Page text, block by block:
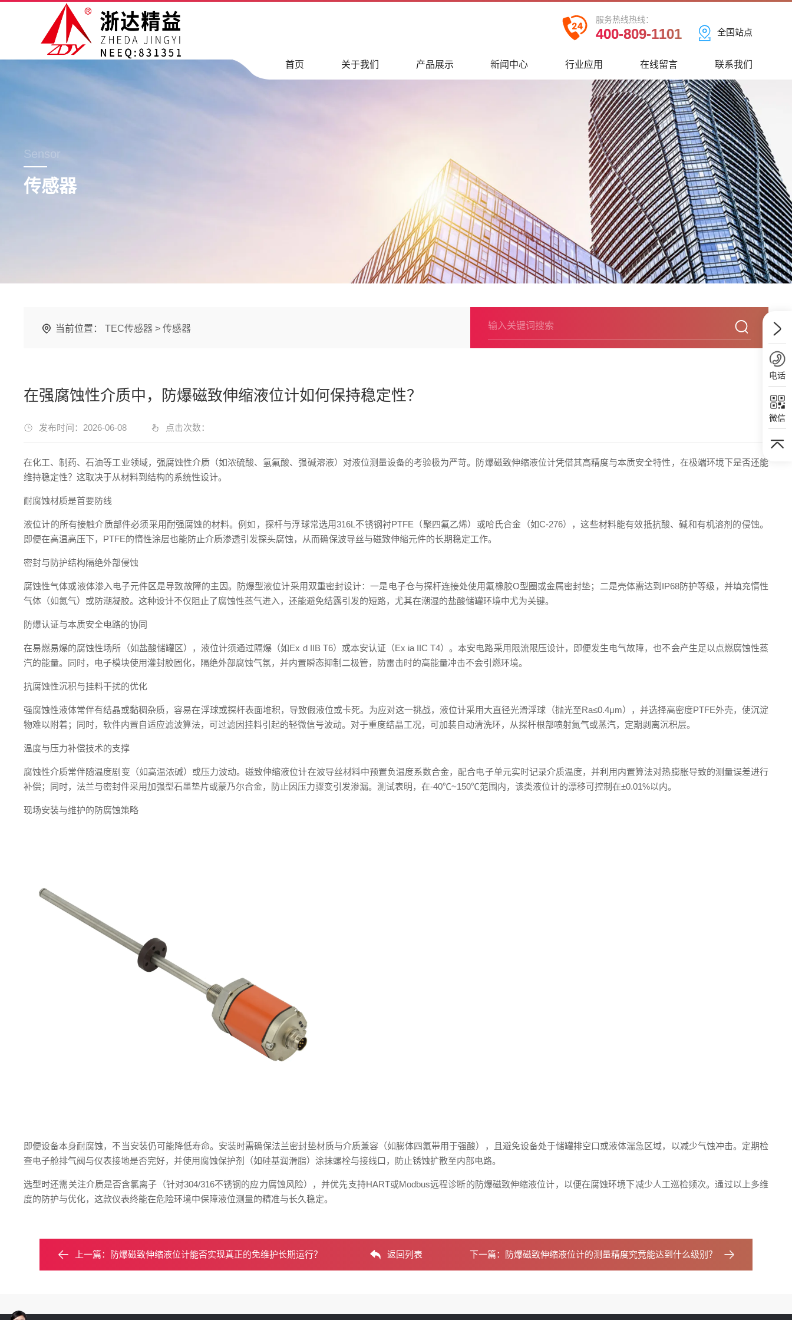
全国站点
服务热线热线：
400-809-1101
首页 关于我们 产品展示 新闻中心 行业应用 在线留言 联系我们
Sensor
传感器
当前位置： TEC传感器 > 传感器
在强腐蚀性介质中，防爆磁致伸缩液位计如何保持稳定性？
发布时间：2026-06-08 点击次数：
在化工、制药、石油等工业领域，强腐蚀性介质（如浓硫酸、氢氟酸、强碱溶液）对液位测量设备的考验极为严苛。防爆磁致伸缩液位计凭借其高精度与本质安全特性，在极端环境下是否还能
维持稳定性？这取决于从材料到结构的系统性设计。
耐腐蚀材质是首要防线
液位计的所有接触介质部件必须采用耐强腐蚀的材料。例如，探杆与浮球常选用316L不锈钢衬PTFE（聚四氟乙烯）或哈氏合金（如C-276），这些材料能有效抵抗酸、碱和有机溶剂的侵蚀。
即便在高温高压下，PTFE的惰性涂层也能防止介质渗透引发探头腐蚀，从而确保波导丝与磁致伸缩元件的长期稳定工作。
密封与防护结构隔绝外部侵蚀
腐蚀性气体或液体渗入电子元件区是导致故障的主因。防爆型液位计采用双重密封设计：一是电子仓与探杆连接处使用氟橡胶O型圈或金属密封垫；二是壳体需达到IP68防护等级，并填充惰性
气体（如氮气）或防潮凝胶。这种设计不仅阻止了腐蚀性蒸气进入，还能避免结露引发的短路，尤其在潮湿的盐酸储罐环境中尤为关键。
防爆认证与本质安全电路的协同
在易燃易爆的腐蚀性场所（如盐酸储罐区），液位计须通过隔爆（如Ex d IIB T6）或本安认证（Ex ia IIC T4）。本安电路采用限流限压设计，即便发生电气故障，也不会产生足以点燃腐蚀性蒸
汽的能量。同时，电子模块使用灌封胶固化，隔绝外部腐蚀气氛，并内置瞬态抑制二极管，防雷击时的高能量冲击不会引燃环境。
抗腐蚀性沉积与挂料干扰的优化
强腐蚀性液体常伴有结晶或黏稠杂质，容易在浮球或探杆表面堆积，导致假液位或卡死。为应对这一挑战，液位计采用大直径光滑浮球（抛光至Ra≤0.4μm），并选择高密度PTFE外壳，使沉淀
物难以附着；同时，软件内置自适应滤波算法，可过滤因挂料引起的轻微信号波动。对于重度结晶工况，可加装自动清洗环，从探杆根部喷射氮气或蒸汽，定期剥离沉积层。
温度与压力补偿技术的支撑
腐蚀性介质常伴随温度剧变（如高温浓碱）或压力波动。磁致伸缩液位计在波导丝材料中预置负温度系数合金，配合电子单元实时记录介质温度，并利用内置算法对热膨胀导致的测量误差进行
补偿；同时，法兰与密封件采用加强型石墨垫片或蒙乃尔合金，防止因压力骤变引发渗漏。测试表明，在-40℃~150℃范围内，该类液位计的漂移可控制在±0.01%以内。
现场安装与维护的防腐蚀策略
即便设备本身耐腐蚀，不当安装仍可能降低寿命。安装时需确保法兰密封垫材质与介质兼容（如膨体四氟带用于强酸），且避免设备处于储罐排空口或液体湍急区域，以减少气蚀冲击。定期检
查电子舱排气阀与仪表接地是否完好，并使用腐蚀保护剂（如硅基润滑脂）涂抹螺栓与接线口，防止锈蚀扩散至内部电路。
选型时还需关注介质是否含氯离子（针对304/316不锈钢的应力腐蚀风险），并优先支持HART或Modbus远程诊断的防爆磁致伸缩液位计，以便在腐蚀环境下减少人工巡检频次。通过以上多维
度的防护与优化，这款仪表终能在危险环境中保障液位测量的精准与长久稳定。
上一篇： 防爆磁致伸缩液位计能否实现真正的免维护长期运行？ 返回列表 下一篇： 防爆磁致伸缩液位计的测量精度究竟能达到什么级别？
电话
微信